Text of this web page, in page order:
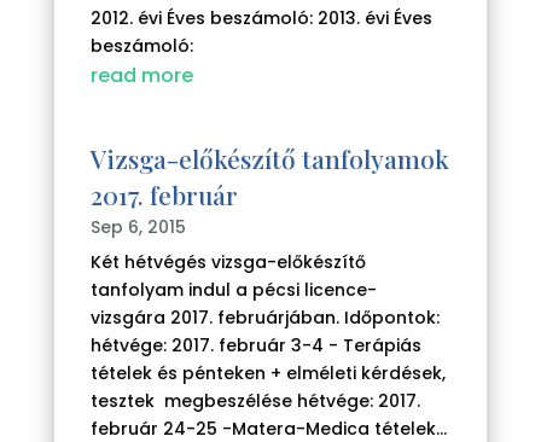
2012. évi Éves beszámoló: 2013. évi Éves
beszámoló:
read more
Vizsga-előkészítő tanfolyamok
2017. február
Sep 6, 2015
Két hétvégés vizsga-előkészítő
tanfolyam indul a pécsi licence-
vizsgára 2017. februárjában. Időpontok:
hétvége: 2017. február 3-4 - Terápiás
tételek és pénteken + elméleti kérdések,
tesztek megbeszélése hétvége: 2017.
február 24-25 -Matera-Medica tételek...